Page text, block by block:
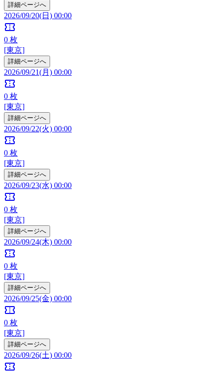
詳細ページへ
2026/09/20(日) 00:00
confirmation_number
0 枚
[東京]
詳細ページへ
2026/09/21(月) 00:00
confirmation_number
0 枚
[東京]
詳細ページへ
2026/09/22(火) 00:00
confirmation_number
0 枚
[東京]
詳細ページへ
2026/09/23(水) 00:00
confirmation_number
0 枚
[東京]
詳細ページへ
2026/09/24(木) 00:00
confirmation_number
0 枚
[東京]
詳細ページへ
2026/09/25(金) 00:00
confirmation_number
0 枚
[東京]
詳細ページへ
2026/09/26(土) 00:00
confirmation_number